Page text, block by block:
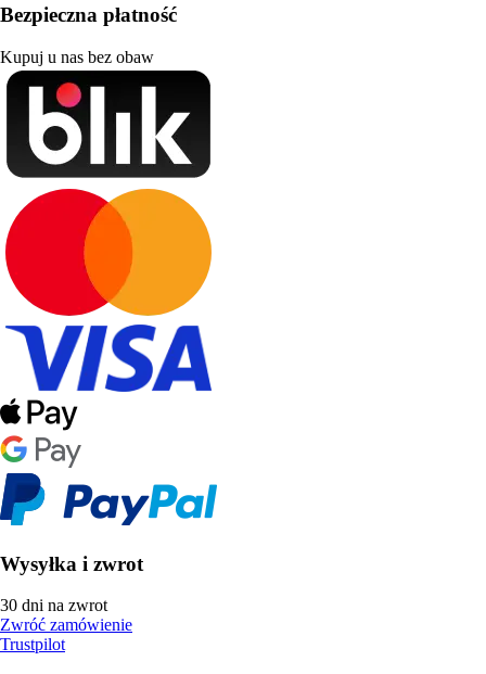
Bezpieczna płatność
Kupuj u nas bez obaw
Wysyłka i zwrot
30 dni na zwrot
Zwróć zamówienie
Trustpilot